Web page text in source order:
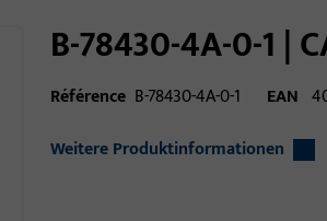
B-78430-4A-0-1 |
Référence B-78430-4A-0-1 EAN
Weitere Produktinformationen